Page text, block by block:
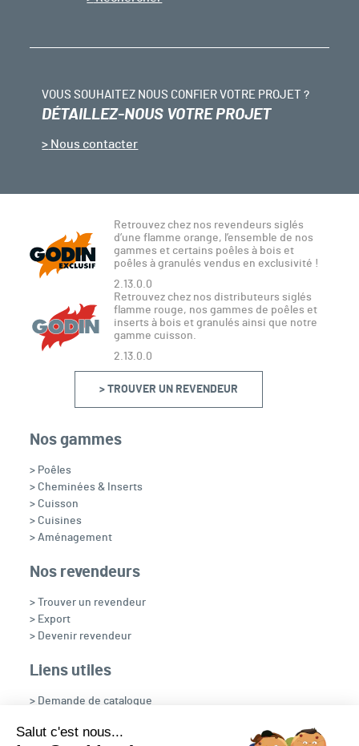
VOUS SOUHAITEZ NOUS CONFIER VOTRE PROJET ?
DÉTAILLEZ-NOUS VOTRE PROJET
Nous contacter
Retrouvez chez nos revendeurs siglés
d’une flamme orange, l’ensemble de nos
gammes et certains poêles à bois et
poêles à granulés vendus en exclusivité !
2.13.0.0
Retrouvez chez nos distributeurs siglés
flamme rouge, nos gammes de poêles et
inserts à bois et granulés ainsi que notre
gamme cuisson.
2.13.0.0
> TROUVER UN REVENDEUR
Nos gammes
> Poêles
> Cheminées & Inserts
> Cuisson
> Cuisines
> Aménagement
Nos revendeurs
> Trouver un revendeur
> Export
> Devenir revendeur
Liens utiles
> Demande de catalogue
> OpenFire
Salut c'est nous...